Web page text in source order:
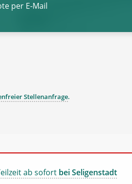
per E-Mail
Stellenanfrage.
ab sofort bei Seligenstadt